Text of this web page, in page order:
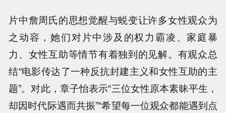
片中詹周氏的思想觉醒与蜕变让许多女性观众为
之动容，她们对片中涉及的权力霸凌、家庭暴
力、女性互助等情节有着独到的见解。有观众总
结“电影传达了一种反抗封建主义和女性互助的主
题”。对此，章子怡表示“三位女性原本素昧平生，
却因时代际遇而共振”“希望每一位观众都能遇到点